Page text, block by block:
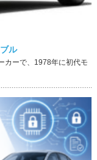
ル
カーで、1978年に初代モ